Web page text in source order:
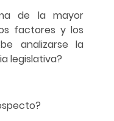
de la mayor
factores y los
analizarse la
legislativa?